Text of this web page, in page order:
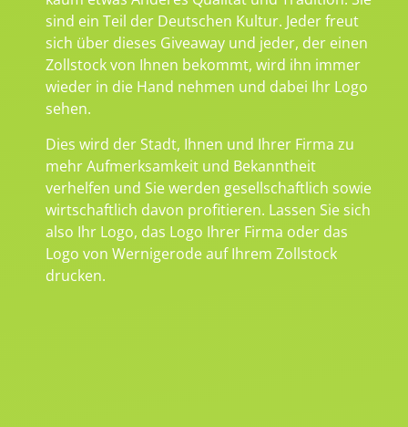
sind ein Teil der Deutschen Kultur. Jeder freut
sich über dieses Giveaway und jeder, der einen
Zollstock von Ihnen bekommt, wird ihn immer
wieder in die Hand nehmen und dabei Ihr Logo
sehen.
Dies wird der Stadt, Ihnen und Ihrer Firma zu
mehr Aufmerksamkeit und Bekanntheit
verhelfen und Sie werden gesellschaftlich sowie
wirtschaftlich davon profitieren. Lassen Sie sich
also Ihr Logo, das Logo Ihrer Firma oder das
Logo von Wernigerode auf Ihrem Zollstock
drucken.